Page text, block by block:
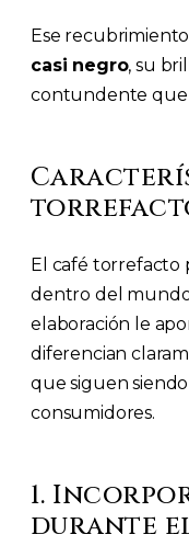
Ese
casi negro, su
contundente que
El café torrefacto
dentro del
elaboración le
diferencian
que siguen
consumidores.
1.
durante